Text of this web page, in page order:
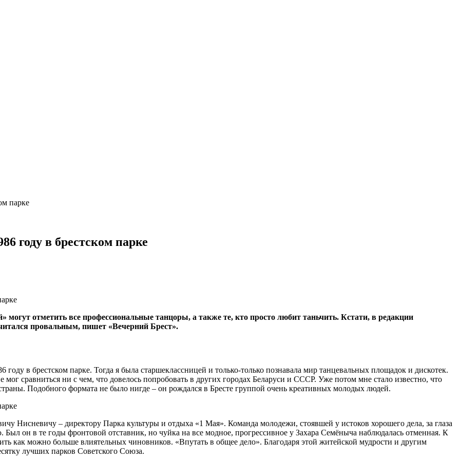
парке
году в брестском парке
могут отметить все профессиональные танцоры, а также те, кто просто любит таньчить. Кстати, в редакции
провальным, пишет «Вечерний Брест».
в брестском парке. Тогда я была старшеклассницей и только-только познавала мир танцевальных площадок и дискотек.
сравниться ни с чем, что довелось попробовать в других городах Беларуси и СССР. Уже потом мне стало известно, что
Подобного формата не было нигде – он рождался в Бресте группой очень креативных молодых людей.
Нисневичу – директору Парка культуры и отдыха «1 Мая». Команда молодежи, стоявшей у истоков хорошего дела, за глаза
он в те годы фронтовой отставник, но чуйка на все модное, прогрессивное у Захара Семёныча наблюдалась отменная. К
как можно больше влиятельных чиновников. «Впутать в общее дело». Благодаря этой житейской мудрости и другим
лучших парков Советского Союза.